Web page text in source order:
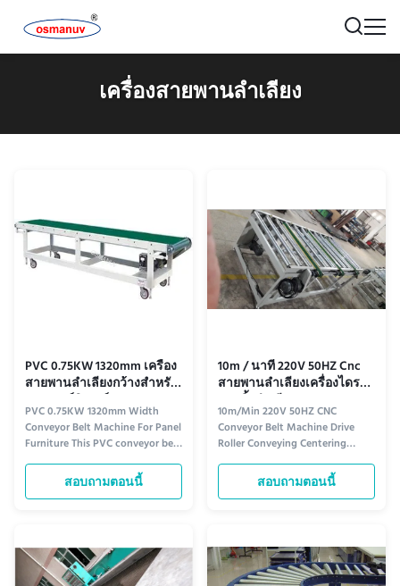
เครื่องสายพานลำเลียง
PVC 0.75KW 1320mm เครื่อง
สายพานลำเลียงกว้างสำหรับ
แผงเฟอร์นิเจอร์
PVC 0.75KW 1320mm Width
Conveyor Belt Machine For Panel
Furniture This PVC conveyor belt
machine is specifically designed
for panel furniture
manufacturing, offering reliable
Specifications 1 Product Name
PVC Conveyor 2 Model OSM...
สอบถามตอนนี้
10m / นาที 220V 50HZ Cnc
สายพานลำเลียงเครื่องไดรฟ์
ลูกกลิ้งลำเลียง
10m/Min 220V 50HZ CNC
Conveyor Belt Machine Drive
Roller Conveying Centering
Conveyor System Specification
Details Product Name Centering
Conveyor Model OSM-DZ-1320W
Mechanical Dimensions 2500mm
long × 1620mm wide × 850mm
high (Customizable) ...
สอบถามตอนนี้